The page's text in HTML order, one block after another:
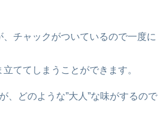
チャックがついているので一度に
ててしまうことができます。
、どのような”大人”な味がするので